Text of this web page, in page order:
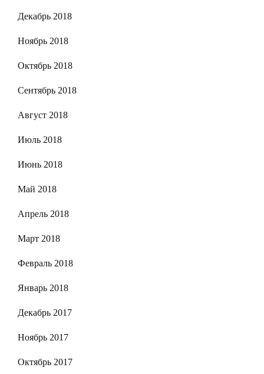
Декабрь 2018
Ноябрь 2018
Октябрь 2018
Сентябрь 2018
Август 2018
Июль 2018
Июнь 2018
Май 2018
Апрель 2018
Март 2018
Февраль 2018
Январь 2018
Декабрь 2017
Ноябрь 2017
Октябрь 2017